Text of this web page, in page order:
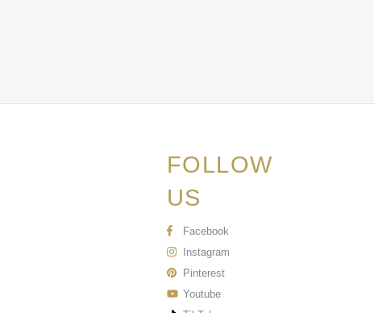
FOLLOW
US
Facebook
Instagram
Pinterest
Youtube